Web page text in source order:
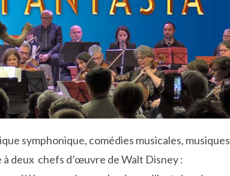
symphonique, comédies musicales, musiques
deux chefs d’œuvre de Walt Disney :